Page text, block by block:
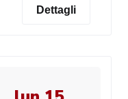
Dettagli